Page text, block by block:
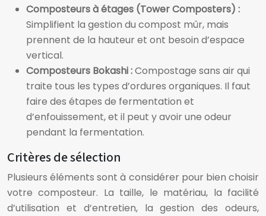
Composteurs à étages (Tower Composters) :
Simplifient la gestion du compost mûr, mais
prennent de la hauteur et ont besoin d’espace
vertical.
Composteurs Bokashi :Compostage sans air qui
traite tous les types d’ordures organiques. Il faut
faire des étapes de fermentation et
d’enfouissement, et il peut y avoir une odeur
pendant la fermentation.
Critères de sélection
Plusieurs éléments sont à considérer pour bien choisir
votre composteur. La taille, le matériau, la facilité
d’utilisation et d’entretien, la gestion des odeurs,